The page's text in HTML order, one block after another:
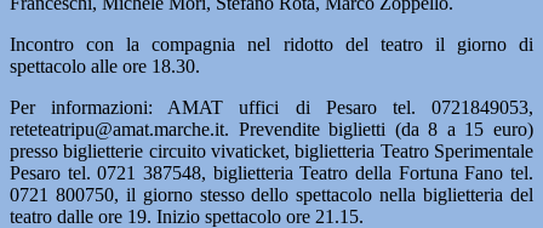
Incontro con la compagnia nel ridotto del teatro il giorno di
spettacolo alle ore 18.30.
Per informazioni: AMAT uffici di Pesaro tel. 0721849053,
reteteatripu@amat.marche.it. Prevendite biglietti (da 8 a 15 euro)
presso biglietterie circuito vivaticket, biglietteria Teatro Sperimentale
Pesaro tel. 0721 387548, biglietteria Teatro della Fortuna Fano tel.
0721 800750, il giorno stesso dello spettacolo nella biglietteria del
teatro dalle ore 19. Inizio spettacolo ore 21.15.